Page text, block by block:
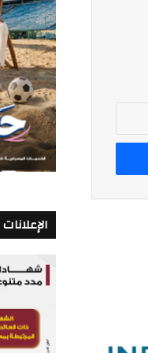
الإعلانات